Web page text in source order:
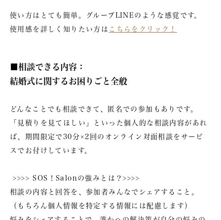
使い方はとても簡単。グループLINEのような感覚です。
使用感を詳しく知りたい方は こちらをクリック！
■相談できる内容：
結婚式に関するお困りごと全般
どんなことでも相談できて、匿名での参加もありです。
「見積りを見てほしい」といった個人的な相談内容があれ
ば、期間限定で30分×2回のオンライン対面相談をサービ
スでお付けしています。
>>>> SOS！Salonの強みとは？>>>>
相談の内容と回答を、参加者みんなでシェアすること。
（もちろん個人情報を特定する情報には配慮します）